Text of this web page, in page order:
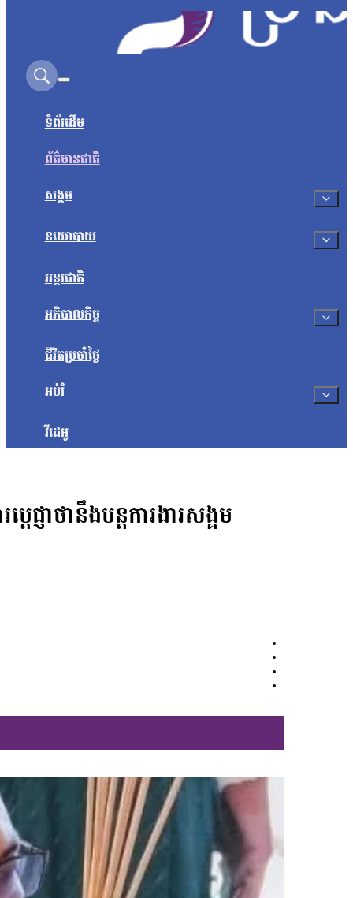
Search on this site
ទំព័រដើម
ព័ត៌មានជាតិ
សង្គម
នយោបាយ
អន្តរជាតិ
អភិបាលកិច្ច
ជីវិតប្រចាំថ្ងៃ
អប់រំ
វីដេអូ
ញាថានឹងបន្តការងារសង្គម